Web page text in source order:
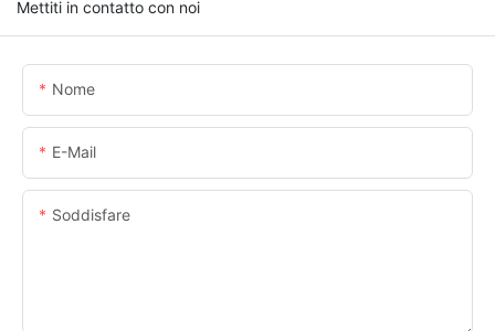
Mettiti in contatto con noi
Nome
E-Mail
Soddisfare